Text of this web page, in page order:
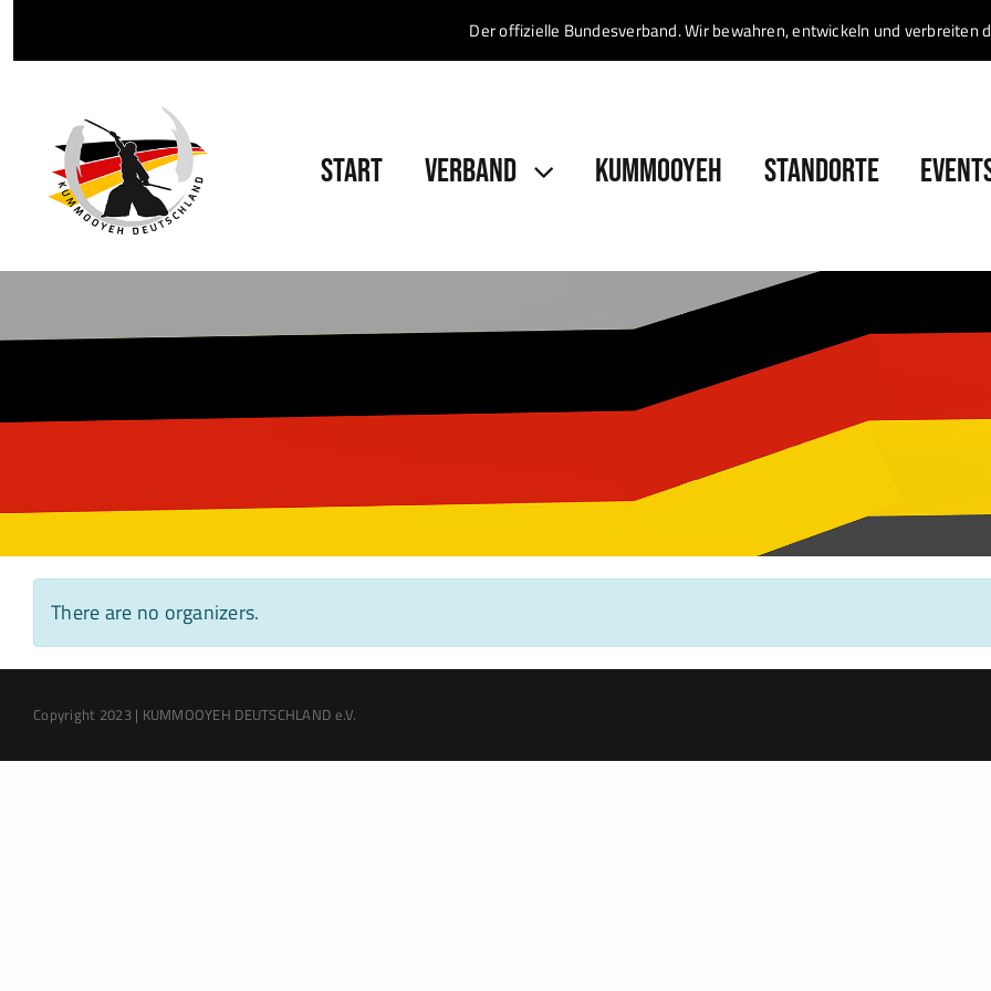
Der offizielle Bundesverband. Wir bewahren, entwickeln und
START VERBAND KUMMOOYEH STANDORTE
There are no organizers.
Copyright 2023 | KUMMOOYEH DEUTSCHLAND e.V.